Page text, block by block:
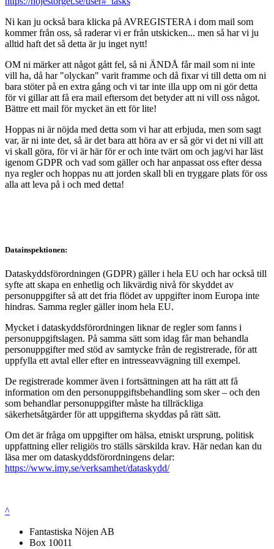
Ni kan ju också bara klicka på AVREGISTERA i dom mail som
kommer från oss, så raderar vi er från utskicken... men så har vi ju
alltid haft det så detta är ju inget nytt!
OM ni märker att något gått fel, så ni ÄNDÅ får mail som ni inte
vill ha, då har "olyckan" varit framme och då fixar vi till detta om ni
bara stöter på en extra gång och vi tar inte illa upp om ni gör detta
för vi gillar att få era mail eftersom det betyder att ni vill oss något.
Bättre ett mail för mycket än ett för lite!
Hoppas ni är nöjda med detta som vi har att erbjuda, men som sagt
var, är ni inte det, så är det bara att höra av er så gör vi det ni vill att
vi skall göra, för vi är här för er och inte tvärt om och jag/vi har läst
igenom GDPR och vad som gäller och har anpassat oss efter dessa
nya regler och hoppas nu att jorden skall bli en tryggare plats för oss
alla att leva på i och med detta!
Datainspektionen:
Dataskyddsförordningen (GDPR) gäller i hela EU och har också till
syfte att skapa en enhetlig och likvärdig nivå för skyddet av
personuppgifter så att det fria flödet av uppgifter inom Europa inte
hindras. Samma regler gäller inom hela EU.
Mycket i dataskyddsförordningen liknar de regler som fanns i
personuppgiftslagen. På samma sätt som idag får man behandla
personuppgifter med stöd av samtycke från de registrerade, för att
uppfylla ett avtal eller efter en intresseavvägning till exempel.
De registrerade kommer även i fortsättningen att ha rätt att få
information om den personuppgiftsbehandling som sker – och den
som behandlar personuppgifter måste ha tillräckliga
säkerhetsåtgärder för att uppgifterna skyddas på rätt sätt.
Om det är fråga om uppgifter om hälsa, etniskt ursprung, politisk
uppfattning eller religiös tro ställs särskilda krav. Här nedan kan du
läsa mer om dataskyddsförordningens delar:
https://www.imy.se/verksamhet/dataskydd/
^
Fantastiska Nöjen AB
Box 10011